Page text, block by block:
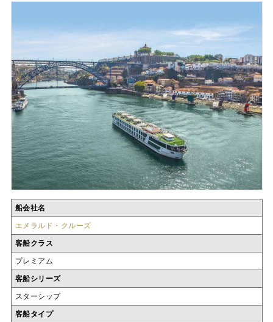
船会社名
エメラルド・クルーズ
客船クラス
プレミアム
客船シリーズ
スターシップ
客船タイプ